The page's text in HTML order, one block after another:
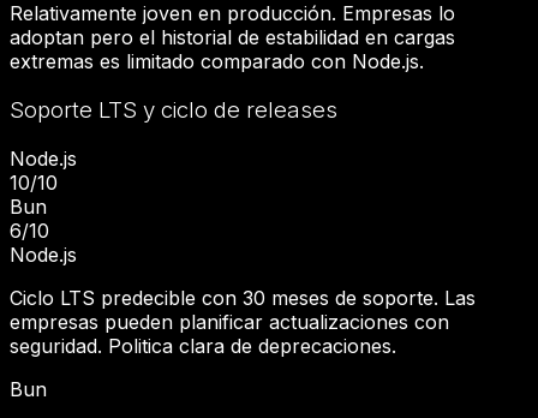
Relativamente joven en producción. Empresas lo
adoptan pero el historial de estabilidad en cargas
extremas es limitado comparado con Node.js.
Soporte LTS y ciclo de releases
Node.js
10/10
Bun
6/10
Node.js
Ciclo LTS predecible con 30 meses de soporte. Las
empresas pueden planificar actualizaciones con
seguridad. Politica clara de deprecaciones.
Bun